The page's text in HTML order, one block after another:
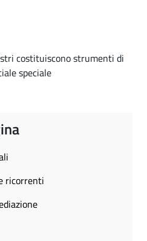
costituiscono strumenti di
speciale
ricorrenti